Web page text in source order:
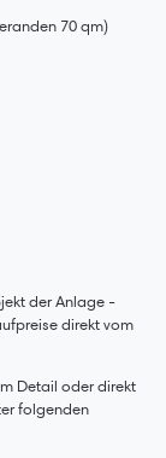
70 qm)
der Anlage -
direkt vom
Detail oder direkt
folgenden